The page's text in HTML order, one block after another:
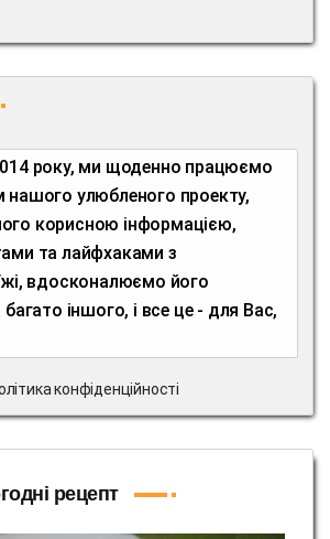
нашого улюбленого проекту,
корисною інформацією,
та лайфхаками з
вдосконалюємо його
іншого, і все це - для Вас,
конфіденційності
рецепт